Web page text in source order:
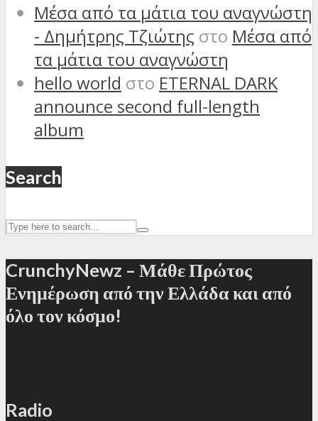
Μέσα από τα μάτια του αναγνώστη
- Δημήτρης Τζιώτης στο Μέσα από
τα μάτια του αναγνώστη
hello world στο ETERNAL DARK
announce second full-length
album
Search
CrunchyNewz – Μάθε Πρώτος
Ενημέρωση από την Ελλάδα και από
όλο τον κόσμο!
Radio